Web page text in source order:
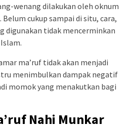
wenang dilakukan oleh oknum
cukup sampai di situ, cara,
digunakan tidak mencerminkan
ma’ruf tidak akan menjadi
menimbulkan dampak negatif
momok yang menakutkan bagi
Nahi Munkar